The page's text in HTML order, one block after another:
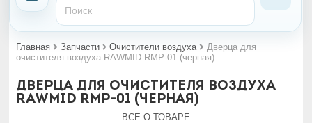
Главная Запчасти Очистители воздуха
Дверца для
очистителя воздуха RAWMID RMP-01 (черная)
Дверца для очистителя воздуха
RAWMID RMP-01 (черная)
ВСЕ О ТОВАРЕ